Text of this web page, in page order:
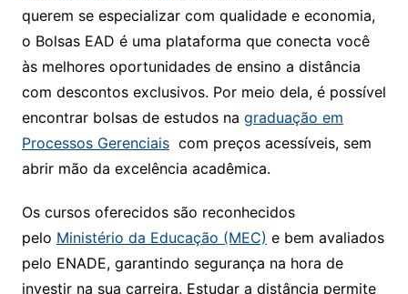
querem se especializar com qualidade e economia,
o Bolsas EAD é uma plataforma que conecta você
às melhores oportunidades de ensino a distância
com descontos exclusivos. Por meio dela, é possível
encontrar bolsas de estudos na graduação em
Processos Gerenciaiscom preços acessíveis, sem
abrir mão da excelência acadêmica.
Os cursos oferecidos são reconhecidos
pelo Ministério da Educação (MEC) e bem avaliados
pelo ENADE, garantindo segurança na hora de
investir na sua carreira. Estudar a distância permite